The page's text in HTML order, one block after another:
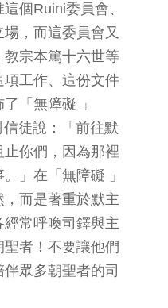
個Ruini委員會、
，而這委員會又
宗本篤十六世等
工作、這份文件
「無障礙 」
信徒說：「前往默
你們，因為那裡
」在「無障礙 」
而是著重於默主
常呼喚司鐸與主
者！不要讓他們
眾多朝聖者的司